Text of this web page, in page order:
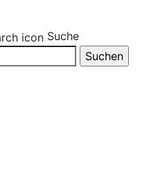
Suche